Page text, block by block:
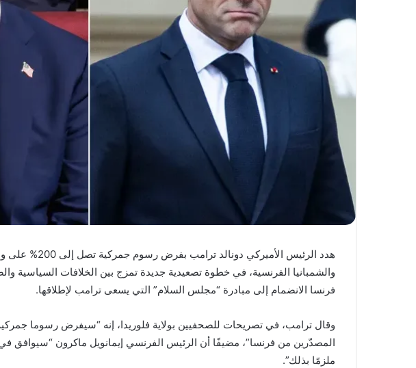
هدد الرئيس الأميركي
والشمبانيا الفرنسية، في خطوة تصعيدية جديدة تمزج بين الخلافات السياسية
فرنسا الانضمام إلى مبادرة “مجلس السلام” التي يسعى ترامب لإطلاقها.
المصدّرين من فرنسا”، مضيفًا أن الرئيس الفرنسي إيمانويل ماكرون “سيوافق في
ملزمًا بذلك”.